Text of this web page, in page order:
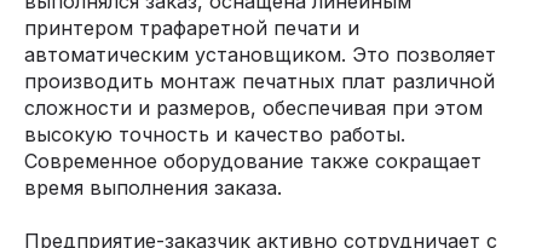
принтером трафаретной печати и
автоматическим установщиком. Это позволяет
производить монтаж печатных плат различной
сложности и размеров, обеспечивая при этом
высокую точность и качество работы.
Современное оборудование также сокращает
время выполнения заказа.
Предприятие-заказчик активно сотрудничает с